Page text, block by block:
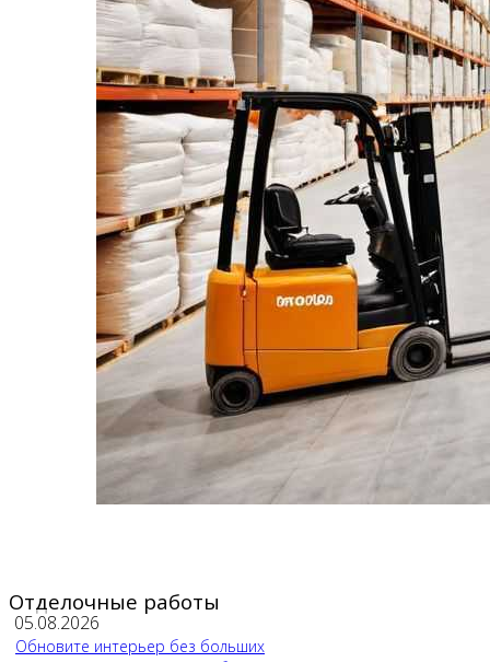
Отделочные работы
05.08.2026
Обновите интерьер без больших